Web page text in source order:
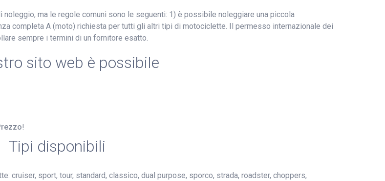
ma le regole comuni sono le seguenti: 1) è possibile noleggiare una piccola
completa A (moto) richiesta per tutti gli altri tipi di motociclette. Il permesso internazionale dei
sempre i termini di un fornitore esatto.
sito web è possibile
!
Tipi disponibili
sport, tour, standard, classico, dual purpose, sporco, strada, roadster, choppers,